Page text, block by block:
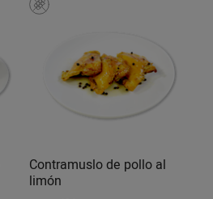
Contramuslo de pollo al
limón